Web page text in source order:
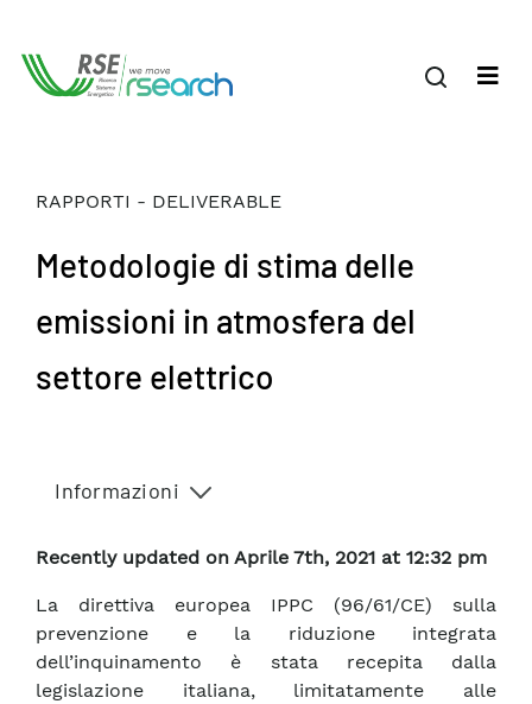
RAPPORTI - DELIVERABLE
Metodologie di stima delle
emissioni in atmosfera del
settore elettrico
Informazioni
Recently updated on Aprile 7th, 2021 at 12:32 pm
La direttiva europea IPPC (96/61/CE) sulla
prevenzione e la riduzione integrata
dell’inquinamento è stata recepita dalla
legislazione italiana, limitatamente alle